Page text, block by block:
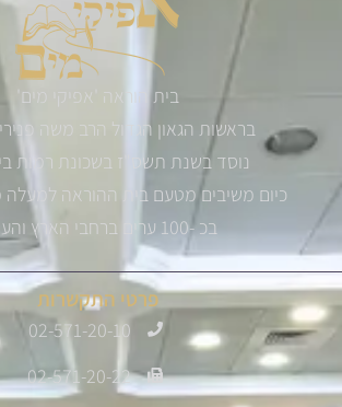
בית הוראה 'אפיקי מים'
בראשות הגאון הגדול הרב משה
נוסד בשנת תשס"ז בשכונת רמות
כיום משיבים מטעם בית ההוראה למעלה מ 300
בכ -100 ערים ברחבי הארץ והעולם
פרטי התקשרות
02-571-20-10
02-571-20-22